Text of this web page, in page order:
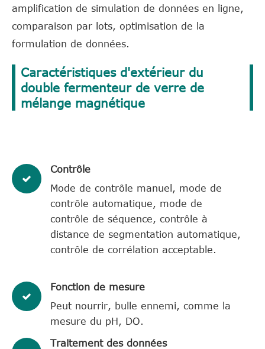
amplification de simulation de données en ligne,
comparaison par lots, optimisation de la
formulation de données.
Caractéristiques d'extérieur du
double fermenteur de verre de
mélange magnétique
Contrôle
Mode de contrôle manuel, mode de
contrôle automatique, mode de
contrôle de séquence, contrôle à
distance de segmentation automatique,
contrôle de corrélation acceptable.
Fonction de mesure
Peut nourrir, bulle ennemi, comme la
mesure du pH, DO.
Traitement des données